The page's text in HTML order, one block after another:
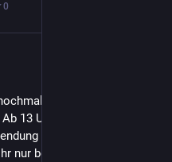
0
"Drei für Dich"  - Das
Ab 13 Uhr 2 Stunden
ist in Vorbereitung,
nur bei uns !  ->